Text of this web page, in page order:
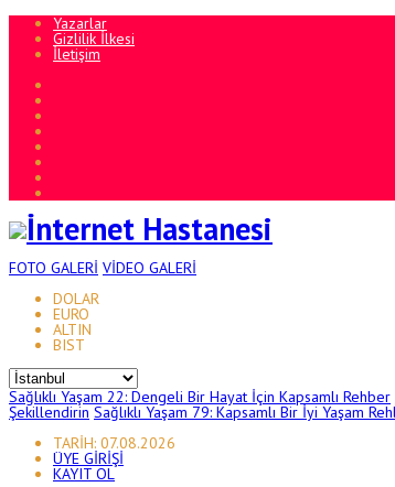
Yazarlar
Gizlilik İlkesi
İletişim
FOTO GALERİ VİDEO GALERİ
DOLAR
EURO
ALTIN
BIST
Sağlıklı Yaşam 22: Dengeli Bir Hayat İçin Kapsamlı Rehber
Şekillendirin Sağlıklı Yaşam 79: Kapsamlı Bir İyi Yaşam
TARİH: 07.08.2026
ÜYE GİRİŞİ
KAYIT OL